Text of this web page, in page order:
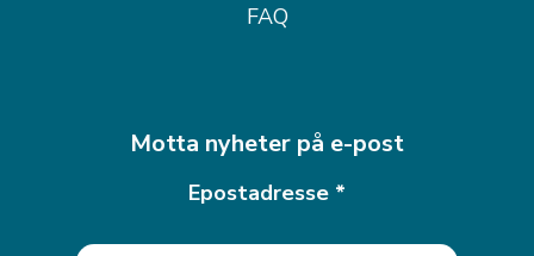
FAQ
Motta nyheter på e-post
Epostadresse *